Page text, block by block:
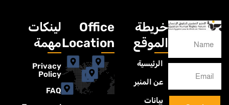
خريطة
الموقع
الرئيسية
عن المنبر
بيانات
Office
Location
لينكات
مهمة
Privacy
Policy
FAQ